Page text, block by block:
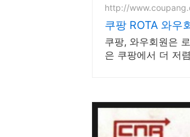
http://
쿠팡 ROTA 와우
쿠팡, 와우회원은
은 쿠팡에서 더 저